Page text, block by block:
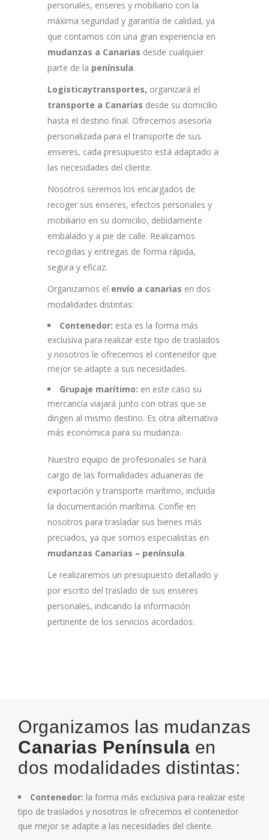
personales, enseres y mobiliario con la
máxima seguridad y garantía de calidad, ya
que contamos con una gran experiencia en
mudanzas a Canarias desde cualquier
parte de la península.
Logisticaytransportes, organizará el
transporte a Canarias desde su domicilio
hasta el destino final. Ofrecemos asesoría
personalizada para el transporte de sus
enseres, cada presupuesto está adaptado a
las necesidades del cliente.
Nosotros seremos los encargados de
recoger sus enseres, efectos personales y
mobiliario en su domicilio, debidamente
embalado y a pie de calle. Realizamos
recogidas y entregas de forma rápida,
segura y eficaz.
Organizamos el envío a canarias en dos
modalidades distintas:
Contenedor: esta es la forma más
exclusiva para realizar este tipo de traslados
y nosotros le ofrecemos el contenedor que
mejor se adapte a sus necesidades.
Grupaje marítimo: en este caso su
mercancía viajará junto con otras que se
dirigen al mismo destino. Es otra alternativa
más económica para su mudanza.
Nuestro equipo de profesionales se hará
cargo de las formalidades aduaneras de
exportación y transporte marítimo, incluida
la documentación marítima. Confíe en
nosotros para trasladar sus bienes más
preciados, ya que somos especialistas en
mudanzas Canarias – península.
Le realizaremos un presupuesto detallado y
por escrito del traslado de sus enseres
personales, indicando la información
pertinente de los servicios acordados.
Organizamos las mudanzas
Canarias Península en
dos modalidades distintas:
Contenedor: la forma más exclusiva para realizar este
tipo de traslados y nosotros le ofrecemos el contenedor
que mejor se adapte a las necesidades del cliente.